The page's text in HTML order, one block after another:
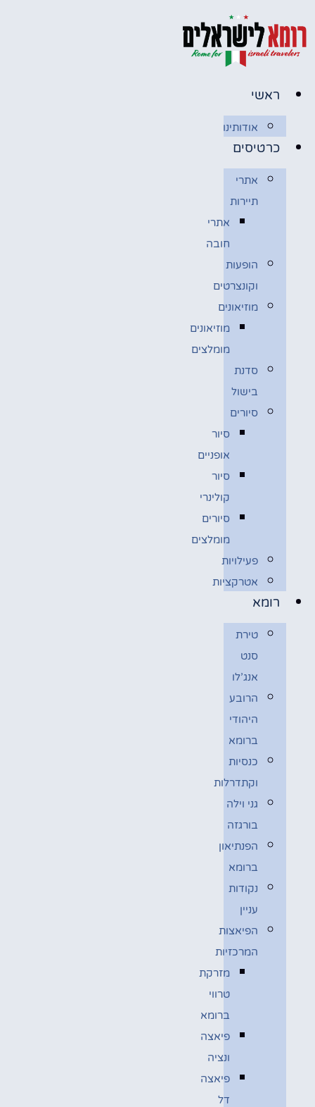
ראשי
אודותינו
כרטיסים
אתרי
תיירות
אתרי
חובה
הופעות
וקונצרטים
מוזיאונים
מוזיאונים
מומלצים
סדנת
בישול
סיורים
סיור
אופניים
סיור
קולינרי
סיורים
מומלצים
פעילויות
אטרקציות
רומא
טירת
סנט
אנג’לו
הרובע
היהודי
ברומא
כנסיות
וקתדרלות
גני וילה
בורגזה
הפנתיאון
ברומא
נקודות
עניין
הפיאצות
המרכזיות
מזרקת
טרווי
ברומא
פיאצה
ונציה
פיאצה
דל